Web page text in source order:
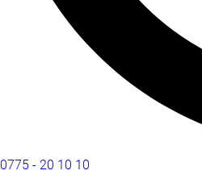
0775 - 20 10 10